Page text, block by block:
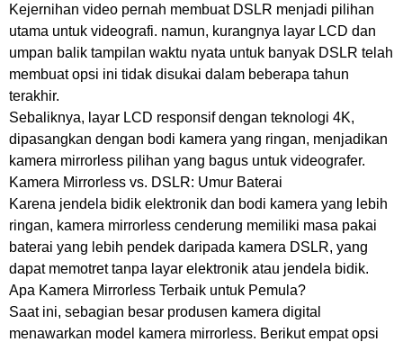
Kejernihan video pernah membuat DSLR menjadi pilihan
utama untuk videografi. namun, kurangnya layar LCD dan
umpan balik tampilan waktu nyata untuk banyak DSLR telah
membuat opsi ini tidak disukai dalam beberapa tahun
terakhir.
Sebaliknya, layar LCD responsif dengan teknologi 4K,
dipasangkan dengan bodi kamera yang ringan, menjadikan
kamera mirrorless pilihan yang bagus untuk videografer.
Kamera Mirrorless vs. DSLR: Umur Baterai
Karena jendela bidik elektronik dan bodi kamera yang lebih
ringan, kamera mirrorless cenderung memiliki masa pakai
baterai yang lebih pendek daripada kamera DSLR, yang
dapat memotret tanpa layar elektronik atau jendela bidik.
Apa Kamera Mirrorless Terbaik untuk Pemula?
Saat ini, sebagian besar produsen kamera digital
menawarkan model kamera mirrorless. Berikut empat opsi